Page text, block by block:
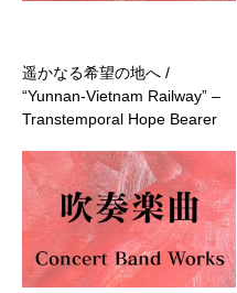
遥かなる希望の地へ /
“Yunnan-Vietnam Railway” –
Transtemporal Hope Bearer